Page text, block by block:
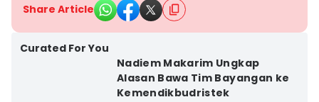
Share Article
Curated For You
Nadiem Makarim Ungkap
Alasan Bawa Tim Bayangan ke
Kemendikbudristek